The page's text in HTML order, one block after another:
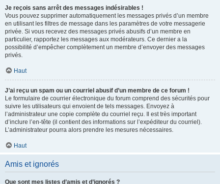
Je reçois sans arrêt des messages indésirables !
Vous pouvez supprimer automatiquement les messages privés d’un membre
en utilisant les filtres de message dans les paramètres de votre messagerie
privée. Si vous recevez des messages privés abusifs d’un membre en
particulier, rapportez les messages aux modérateurs. Ce dernier a la
possibilité d’empêcher complètement un membre d’envoyer des messages
privés.
Haut
J’ai reçu un spam ou un courriel abusif d’un membre de ce forum !
Le formulaire de courrier électronique du forum comprend des sécurités pour
suivre les utilisateurs qui envoient de tels messages. Envoyez à
l’administrateur une copie complète du courriel reçu. Il est très important
d’inclure l’en-tête (il contient des informations sur l’expéditeur du courriel).
L’administrateur pourra alors prendre les mesures nécessaires.
Haut
Amis et ignorés
Que sont mes listes d’amis et d’ignorés ?